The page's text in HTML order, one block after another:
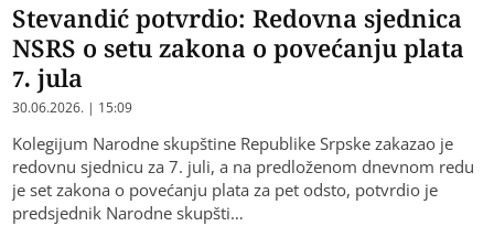
Stevandić potvrdio: Redovna sjednica
NSRS o setu zakona o povećanju plata
7. jula
30.06.2026. | 15:09
Kolegijum Narodne skupštine Republike Srpske zakazao je
redovnu sjednicu za 7. juli, a na predloženom dnevnom redu
je set zakona o povećanju plata za pet odsto, potvrdio je
predsjednik Narodne skupšti…